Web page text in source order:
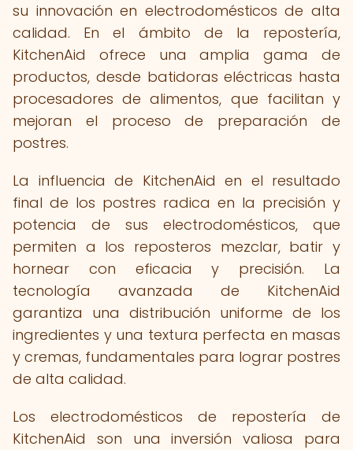
su innovación en electrodomésticos de alta
calidad. En el ámbito de la repostería,
KitchenAid ofrece una amplia gama de
productos, desde batidoras eléctricas hasta
procesadores de alimentos, que facilitan y
mejoran el proceso de preparación de
postres.
La influencia de KitchenAid en el resultado
final de los postres radica en la precisión y
potencia de sus electrodomésticos, que
permiten a los reposteros mezclar, batir y
hornear con eficacia y precisión. La
tecnología avanzada de KitchenAid
garantiza una distribución uniforme de los
ingredientes y una textura perfecta en masas
y cremas, fundamentales para lograr postres
de alta calidad.
Los electrodomésticos de repostería de
KitchenAid son una inversión valiosa para